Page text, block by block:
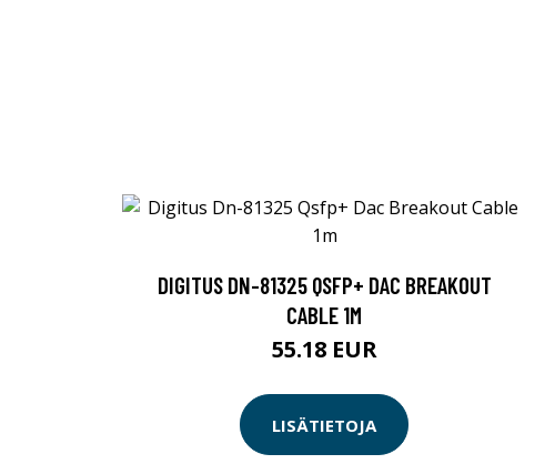
DIGITUS DN-81325 QSFP+ DAC BREAKOUT
CABLE 1M
55.18 EUR
LISÄTIETOJA